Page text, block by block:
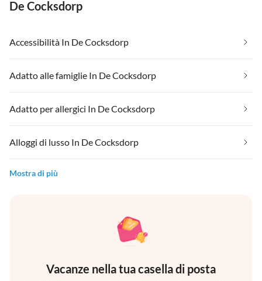
De Cocksdorp
Accessibilità In De Cocksdorp
Adatto alle famiglie In De Cocksdorp
Adatto per allergici In De Cocksdorp
Alloggi di lusso In De Cocksdorp
Mostra di più
Vacanze nella tua casella di posta